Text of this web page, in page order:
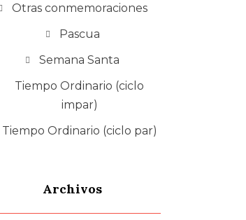
Otras conmemoraciones
Pascua
Semana Santa
Tiempo Ordinario (ciclo
impar)
Tiempo Ordinario (ciclo par)
Archivos